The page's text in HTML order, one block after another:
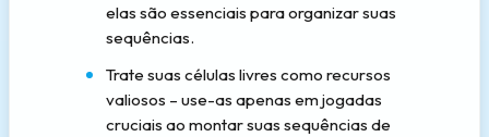
elas são essenciais para organizar suas
sequências.
Trate suas células livres como recursos
valiosos – use-as apenas em jogadas
cruciais ao montar suas sequências de